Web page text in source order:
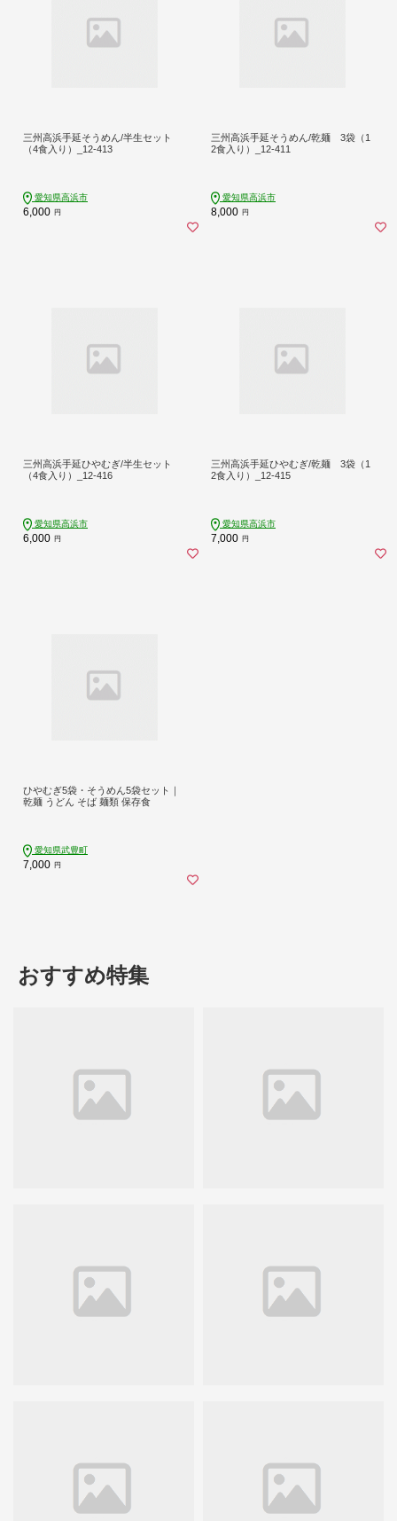
三州高浜手延そうめん/半生セット
（4食入り）_12-413
愛知県高浜市
6,000 円
三州高浜手延そうめん/乾麺 3袋（1
2食入り）_12-411
愛知県高浜市
8,000 円
三州高浜手延ひやむぎ/半生セット
（4食入り）_12-416
愛知県高浜市
6,000 円
三州高浜手延ひやむぎ/乾麺 3袋（1
2食入り）_12-415
愛知県高浜市
7,000 円
ひやむぎ5袋・そうめん5袋セット｜
乾麺 うどん そば 麺類 保存食
愛知県武豊町
7,000 円
おすすめ特集